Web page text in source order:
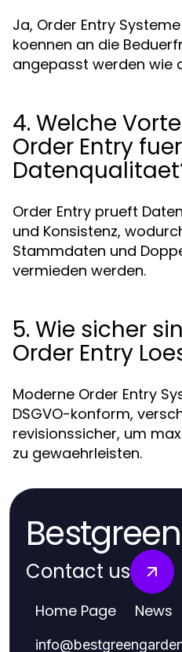
Ja, Order Entry
koennen an die
angepasst werden wie
4. Welche
Order Entry
Order Entry prueft
und Konsistenz,
Stammdaten und
vermieden werden.
5. Wie sicher
Order Entry
Moderne Order Entry
DSGVO-konform,
revisionssicher, um
zu gewaehrleisten.
Contact us
Home Page News
info@